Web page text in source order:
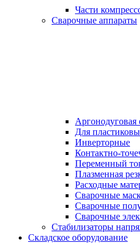
Части
Сварочные аппараты
Аргонодуговая
Для
Инверторные
Контактно-
Переменный
Плазменная
Расходные
Сварочные
Сварочные
Сварочные
Стабилизаторы
Складское оборудование